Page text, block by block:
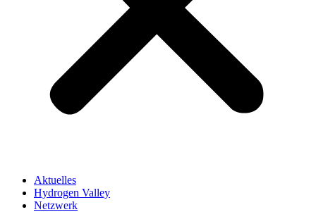
Aktuelles
Hydrogen Valley
Netzwerk